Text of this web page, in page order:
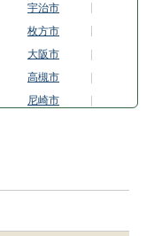
宇治市
枚方市
大阪市
高槻市
尼崎市
愛知県